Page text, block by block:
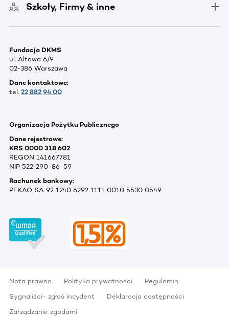
Szkoły, Firmy & inne
Fundacja DKMS
ul. Altowa 6/9
02-386 Warszawa
Dane kontaktowe:
tel. 22 882 94 00
Organizacja Pożytku Publicznego
Dane rejestrowe:
KRS 0000 318 602
REGON 141667781
NIP 522-290-86-59
Rachunek bankowy:
PEKAO SA 92 1240 6292 1111 0010 5530 0549
Nota prawna Polityka prywatności
Regulamin
Sygnaliści- zgłoś incydent
Deklaracja dostępności
Zarządzanie zgodami